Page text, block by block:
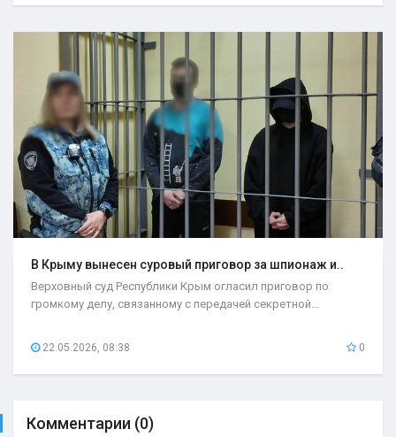
В Крыму вынесен суровый приговор за шпионаж и..
Верховный суд Республики Крым огласил приговор по
громкому делу, связанному с передачей секретной...
22.05.2026, 08:38 0
Комментарии (0)